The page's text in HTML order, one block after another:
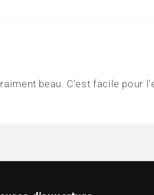
beau. C'est facile pour